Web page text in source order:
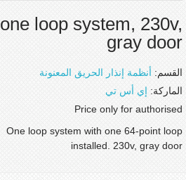
one loop system, 230v,
gray door
القسم: أنظمة إنذار الحريق المعنونة
الماركة: إي أس تي
Price only for authorised
One loop system with one 64-point loop
installed. 230v, gray door